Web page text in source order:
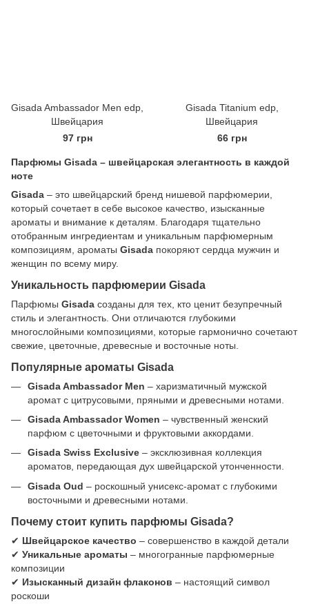
Gisada Ambassador Men edp,
Швейцария
97 грн
Gisada Titanium edp,
Швейцария
66 грн
Парфюмы Gisada – швейцарская элегантность в каждой
ноте
Gisada – это швейцарский бренд нишевой парфюмерии,
который сочетает в себе высокое качество, изысканные
ароматы и внимание к деталям. Благодаря тщательно
отобранным ингредиентам и уникальным парфюмерным
композициям, ароматы Gisada покоряют сердца мужчин и
женщин по всему миру.
Уникальность парфюмерии Gisada
Парфюмы Gisada созданы для тех, кто ценит безупречный
стиль и элегантность. Они отличаются глубокими
многослойными композициями, которые гармонично сочетают
свежие, цветочные, древесные и восточные ноты.
Популярные ароматы Gisada
Gisada Ambassador Men – харизматичный мужской
аромат с цитрусовыми, пряными и древесными нотами.
Gisada Ambassador Women – чувственный женский
парфюм с цветочными и фруктовыми аккордами.
Gisada Swiss Exclusive – эксклюзивная коллекция
ароматов, передающая дух швейцарской утонченности.
Gisada Oud – роскошный унисекс-аромат с глубокими
восточными и древесными нотами.
Почему стоит купить парфюмы Gisada?
✔ Швейцарское качество – совершенство в каждой детали
✔ Уникальные ароматы – многогранные парфюмерные
композиции
✔ Изысканный дизайн флаконов – настоящий символ
роскоши